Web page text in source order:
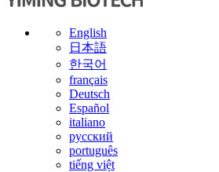
English
日本語
한국어
français
Deutsch
Español
italiano
русский
português
tiếng việt